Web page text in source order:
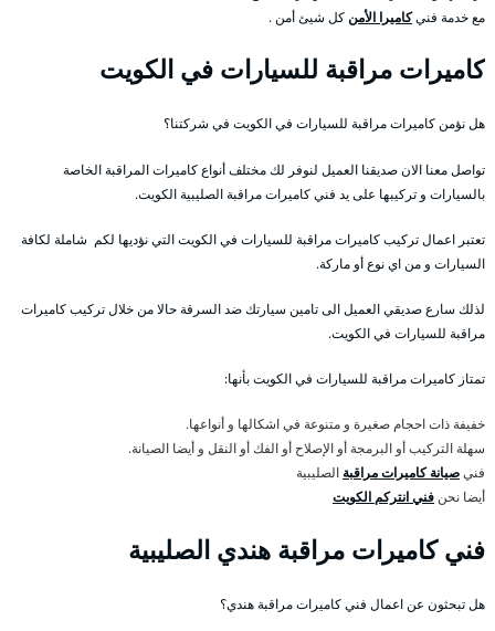
مع خدمة فنيكاميرا الأمنكل شيئ أمن .
كاميرات مراقبة للسيارات في الكويت
هل نؤمن كاميرات مراقبة للسيارات في الكويت في شركتنا؟
تواصل معنا الان صديقنا العميل لنوفر لك مختلف أنواع كاميرات المراقبة الخاصة
بالسيارات و تركيبها على يد فني كاميرات مراقبة الصليبية الكويت.
تعتبر اعمال تركيب كاميرات مراقبة للسيارات في الكويت التي نؤديها لكم شاملة لكافة
السيارات و من اي نوع أو ماركة.
لذلك سارع صديقي العميل الى تامين سيارتك ضد السرقة حالا من خلال تركيب كاميرات
مراقبة للسيارات في الكويت.
تمتاز كاميرات مراقبة للسيارات في الكويت بأنها:
خفيفة ذات احجام صغيرة و متنوعة في اشكالها و أنواعها.
سهلة التركيب أو البرمجة أو الإصلاح أو الفك أو النقل و أيضا الصيانة.
فنيصيانة كاميرات مراقبة الصليبية
أيضا نحن فني انتركم الكويت
فني كاميرات مراقبة هندي الصليبية
هل تبحثون عن اعمال فني كاميرات مراقبة هندي؟